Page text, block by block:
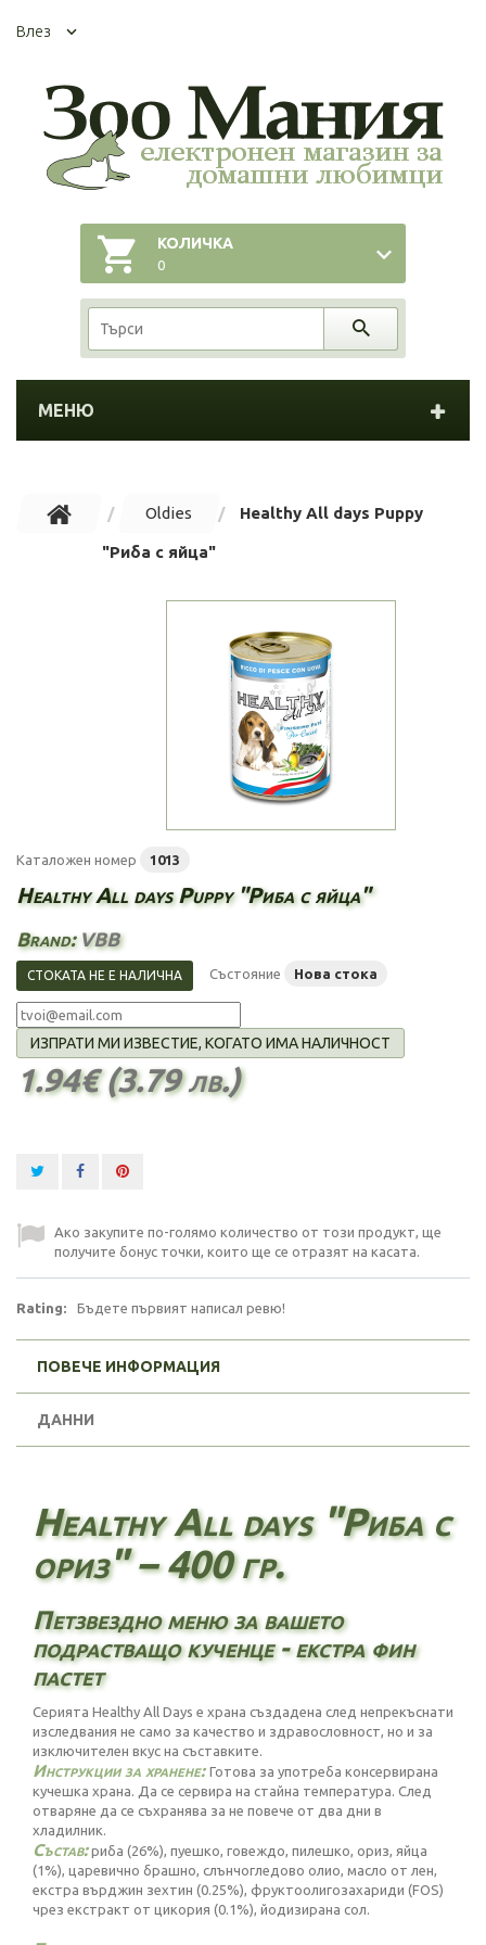
Влез
КОЛИЧКА
0
МЕНЮ
Oldies Healthy All days Puppy
"Риба с яйца"
Каталожен номер 1013
Healthy All days Puppy "Риба с яйца"
Brand: VBB
СТОКАТА НЕ Е НАЛИЧНА Състояние Нова стока
ИЗПРАТИ МИ ИЗВЕСТИЕ, КОГАТО ИМА НАЛИЧНОСТ
1.94€ (3.79 лв.)
Ако закупите по-голямо количество от този продукт, ще
получите бонус точки, които ще се отразят на касата.
Rating: Бъдете първият написал ревю!
ПОВЕЧЕ ИНФОРМАЦИЯ
ДАННИ
Healthy All days "Риба с
ориз" – 400 гр.
Петзвездно меню за вашето
подрастващо кученце - екстра фин
пастет
Серията Healthy All Days е храна създадена след непрекъснати
изследвания не само за качество и здравословност, но и за
изключителен вкус на съставките.
Инструкции за хранене: Готова за употреба консервирана
кучешка храна. Да се сервира на стайна температура. След
отваряне да се съхранява за не повече от два дни в
хладилник.
Състав:риба (26%), пуешко, говеждо, пилешко, ориз, яйца
(1%), царевично брашно, слънчогледово олио, масло от лен,
екстра върджин зехтин (0.25%), фруктоолигозахариди (FOS)
чрез екстракт от цикория (0.1%), йодизирана сол.